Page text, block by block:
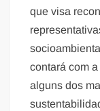
que visa
contará com
alguns dos